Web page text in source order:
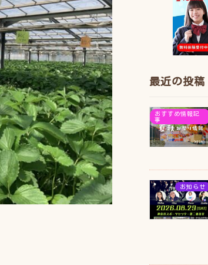
最近の投稿
おすすめ情報記
事
お知らせ